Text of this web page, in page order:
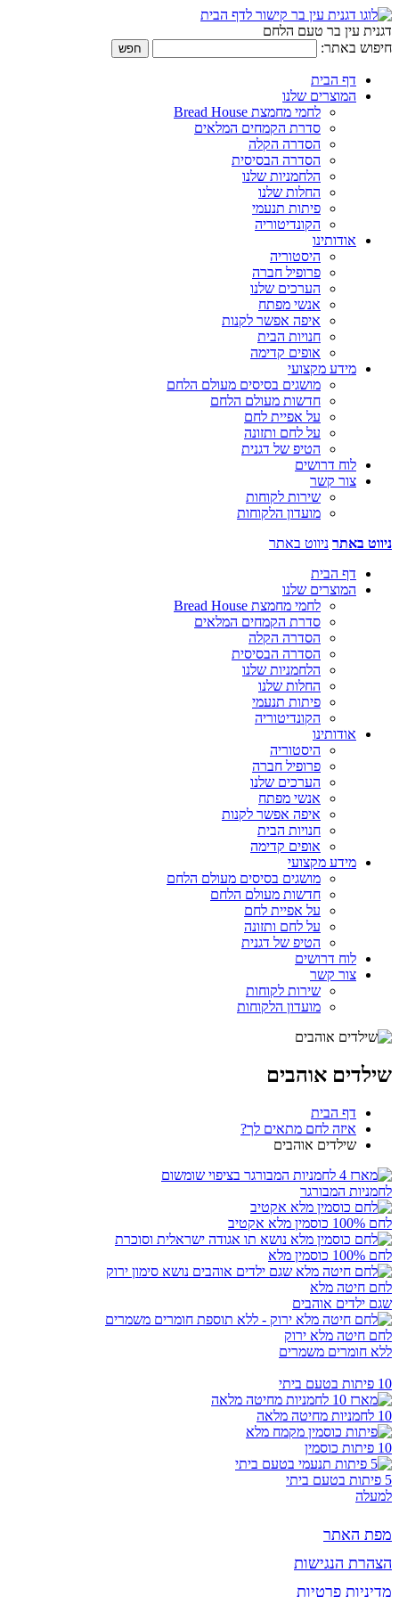
דגנית עין בר טעם הלחם
חיפוש באתר:
דף הבית
המוצרים שלנו
לחמי מחמצת Bread House
סדרת הקמחים המלאים
הסדרה הקלה
הסדרה הבסיסית
הלחמניות שלנו
החלות שלנו
פיתות תנעמי
הקונדיטוריה
אודותינו
היסטוריה
פרופיל חברה
הערכים שלנו
אנשי מפתח
איפה אפשר לקנות
חנויות הבית
אופים קדימה
מידע מקצועי
מושגים בסיסים מעולם הלחם
חדשות מעולם הלחם
על אפיית לחם
על לחם ותזונה
הטיפ של דגנית
לוח דרושים
צור קשר
שירות לקוחות
מועדון הלקוחות
ניווט באתר ניווט באתר
דף הבית
המוצרים שלנו
לחמי מחמצת Bread House
סדרת הקמחים המלאים
הסדרה הקלה
הסדרה הבסיסית
הלחמניות שלנו
החלות שלנו
פיתות תנעמי
הקונדיטוריה
אודותינו
היסטוריה
פרופיל חברה
הערכים שלנו
אנשי מפתח
איפה אפשר לקנות
חנויות הבית
אופים קדימה
מידע מקצועי
מושגים בסיסים מעולם הלחם
חדשות מעולם הלחם
על אפיית לחם
על לחם ותזונה
הטיפ של דגנית
לוח דרושים
צור קשר
שירות לקוחות
מועדון הלקוחות
שילדים אוהבים
דף הבית
איזה לחם מתאים לך?
שילדים אוהבים
לחמניות המבורגר
לחם 100% כוסמין מלא אקטיב
לחם 100% כוסמין מלא
לחם חיטה מלא
שגם ילדים אוהבים
לחם חיטה מלא ירוק
ללא חומרים משמרים
10 פיתות בטעם ביתי
10 לחמניות מחיטה מלאה
10 פיתות כוסמין
5 פיתות בטעם ביתי
למעלה
מפת האתר
הצהרת הנגישות
מדיניות פרטיות